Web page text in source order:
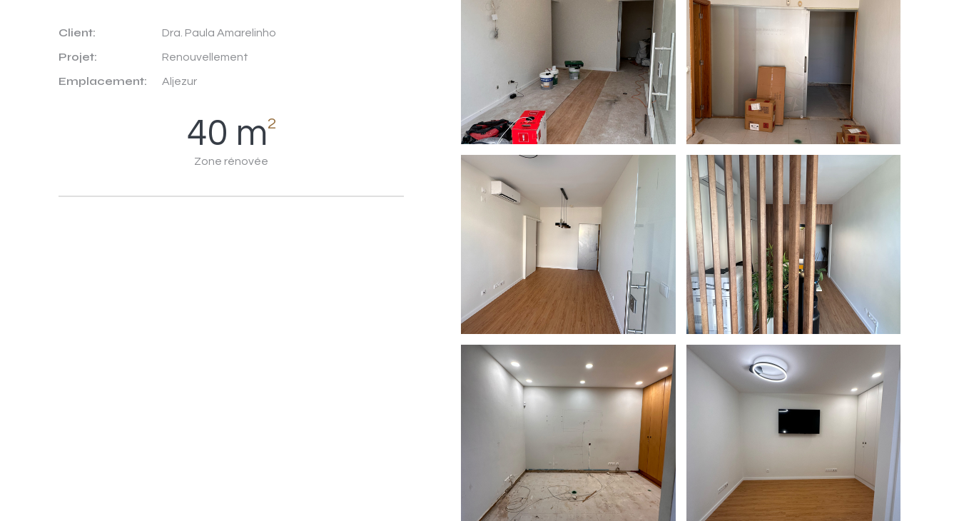
Client:
Projet:
Emplacement:
Dra. Paula Amarelinho
Renouvellement
Aljezur
40 m2
Zone rénovée